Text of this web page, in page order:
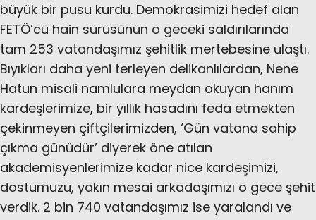
büyük bir pusu kurdu. Demokrasimizi hedef alan
FETÖ’cü hain sürüsünün o geceki saldırılarında
tam 253 vatandaşımız şehitlik mertebesine ulaştı.
Bıyıkları daha yeni terleyen delikanlılardan, Nene
Hatun misali namlulara meydan okuyan hanım
kardeşlerimize, bir yıllık hasadını feda etmekten
çekinmeyen çiftçilerimizden, ‘Gün vatana sahip
çıkma günüdür’ diyerek öne atılan
akademisyenlerimize kadar nice kardeşimizi,
dostumuzu, yakın mesai arkadaşımızı o gece şehit
verdik. 2 bin 740 vatandaşımız ise yaralandı ve